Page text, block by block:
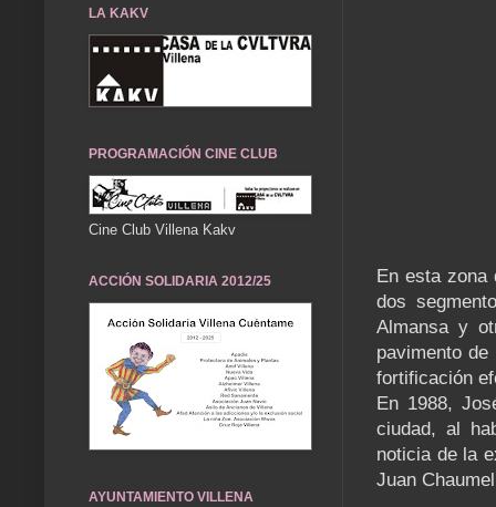
En esta
dos
Almansa y
pavimento
fortificación
En 1988,
ciudad, al
noticia de la
Juan
LA KAKV
PROGRAMACIÓN CINE CLUB
Cine Club Villena Kakv
ACCIÓN SOLIDARIA 2012/25
AYUNTAMIENTO VILLENA